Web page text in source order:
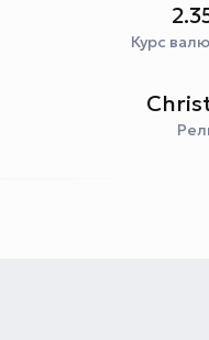
Курс